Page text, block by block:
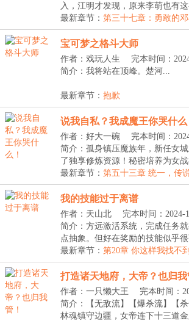
入，江明才发现，原来李萌也有
最新章节： 第三十七章：勇敢的
宝可梦之格斗大师
作者：戏玩人生
完本时间：
简介：我将站在顶峰。楚河...
最新章节： 抱歉
说我自私？我成魔王你哭什么
作者：好大一碗
完本时间：
简介：孤身镇压魔族年，新任女
了独享修炼资源！秘密培养为女
好...
最新章节： 第五十三章 统一，传
我的技能过于离谱
作者：天山北
完本时间：2024-
简介：方远激活系统，完成任务
点抽象。但好在奖励的技能似乎
LV】：...
最新章节： 第20章 你这样我找不
打造诸天地府，大帝？也归我
作者：一只懒大王
完本时间：
简介：【无敌流】【爆杀流】【杀
林魂镇守边疆，女帝连下十三道